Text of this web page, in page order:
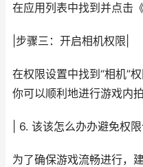
在应用列表中找到并点击
|步骤三：开启相机权限|
在权限设置中找到“相机”
你可以顺利地进行游戏内拍
| 6. 该该怎么办办避免权限
为了确保游戏流畅进行，